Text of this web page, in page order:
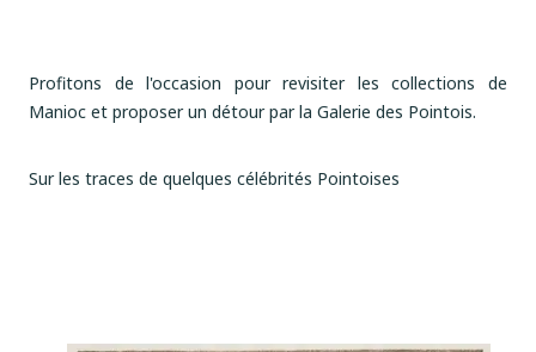
Profitons de l'occasion pour revisiter les collections de
Manioc et proposer un détour par la Galerie des Pointois.
Sur les traces de quelques célébrités Pointoises